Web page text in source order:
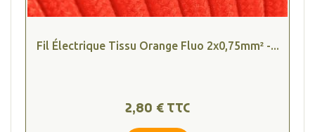
Fil Électrique Tissu Orange Fluo 2x0,75mm² -...
2,80 € TTC